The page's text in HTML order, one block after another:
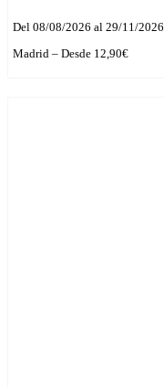
Del 08/08/2026 al 29/11/2026
Madrid – Desde 12,90€